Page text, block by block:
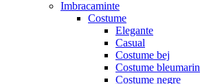
Imbracaminte
Costume
Elegante
Casual
Costume bej
Costume bleumarin
Costume negre